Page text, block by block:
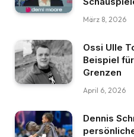
März 8, 2026
Ossi Ulle
Beispiel
Grenzen
April 6, 2026
Dennis